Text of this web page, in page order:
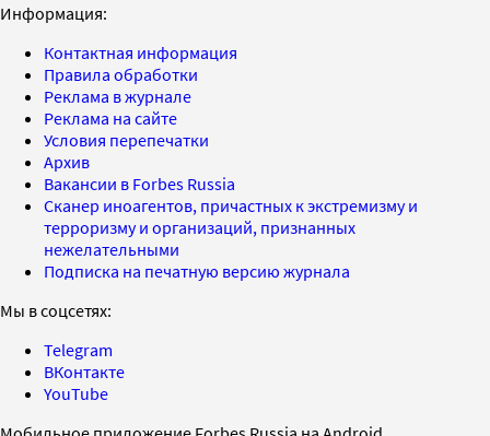
Информация:
Контактная информация
Правила обработки
Реклама в журнале
Реклама на сайте
Условия перепечатки
Архив
Вакансии в Forbes Russia
Сканер иноагентов, причастных к экстремизму и
терроризму и организаций, признанных
нежелательными
Подписка на печатную версию журнала
Мы в соцсетях:
Telegram
ВКонтакте
YouTube